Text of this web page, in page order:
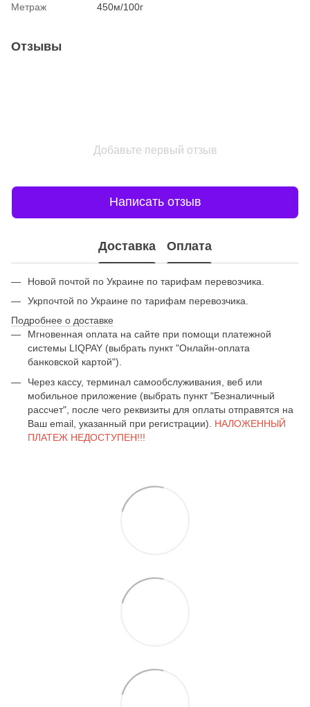
Метраж
450м/100г
Отзывы
Добавьте первый отзыв
Написать отзыв
Доставка Оплата
Новой почтой по Украине по тарифам перевозчика.
Укрпочтой по Украине по тарифам перевозчика.
Подробнее о доставке
Мгновенная оплата на сайте при помощи платежной
системы LIQPAY (выбрать пункт "Онлайн-оплата
банковской картой").
Через кассу, терминал самообслуживания, веб или
мобильное приложение (выбрать пункт "Безналичный
рассчет", после чего реквизиты для оплаты отправятся на
Ваш email, указанный при регистрации). НАЛОЖЕННЫЙ
ПЛАТЕЖ НЕДОСТУПЕН!!!